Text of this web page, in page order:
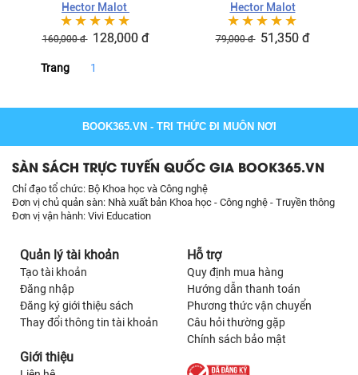
Hector Malot
☆☆☆☆☆
160,000 đ 128,000 đ
Hector Malot
☆☆☆☆☆
79,000 đ 51,350 đ
Trang 1
BOOK365.VN - TRI THỨC ĐI MUÔN NƠI
SÀN SÁCH TRỰC TUYẾN QUỐC GIA BOOK365.VN
Chỉ đạo tổ chức: Bộ Khoa học và Công nghệ
Đơn vị chủ quản sàn: Nhà xuất bản Khoa học - Công nghệ - Truyền thông
Đơn vị vận hành: Vivi Education
Quản lý tài khoản
Tạo tài khoản
Đăng nhập
Đăng ký giới thiệu sách
Thay đổi thông tin tài khoản
Hỗ trợ
Quy định mua hàng
Hướng dẫn thanh toán
Phương thức vận chuyển
Câu hỏi thường gặp
Chính sách bảo mật
Giới thiệu